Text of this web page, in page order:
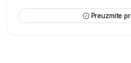
Preuzmite